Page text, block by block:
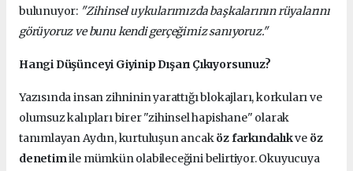
bulunuyor: "Zihinsel uykularımızda başkalarının rüyalarını
görüyoruz ve bunu kendi gerçeğimiz sanıyoruz."
Hangi Düşünceyi Giyinip Dışarı Çıkıyorsunuz?
Yazısında insan zihninin yarattığı blokajları, korkuları ve
olumsuz kalıpları birer "zihinsel hapishane" olarak
tanımlayan Aydın, kurtuluşun ancaköz farkındalıkve öz
denetimile mümkün olabileceğini belirtiyor. Okuyucuya